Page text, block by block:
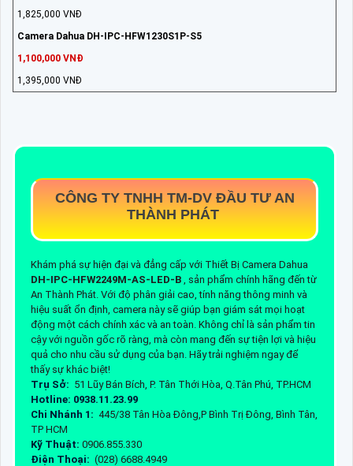
1,825,000 VNĐ
Camera Dahua DH-IPC-HFW1230S1P-S5
1,100,000 VNĐ
1,395,000 VNĐ
CÔNG TY TNHH TM-DV ĐẦU TƯ AN
THÀNH PHÁT
Khám phá sự hiện đại và đẳng cấp với Thiết Bị Camera Dahua
DH-IPC-HFW2249M-AS-LED-B
, sản phẩm chính hãng đến từ
An Thành Phát. Với độ phân giải cao, tính năng thông minh và
hiệu suất ổn định, camera này sẽ giúp bạn giám sát mọi hoạt
động một cách chính xác và an toàn. Không chỉ là sản phẩm tin
cậy với nguồn gốc rõ ràng, mà còn mang đến sự tiện lợi và hiệu
quả cho nhu cầu sử dụng của bạn. Hãy trải nghiệm ngay để
thấy sự khác biệt!
Trụ Sở: 51 Lũy Bán Bích, P. Tân Thới Hòa, Q.Tân Phú, TP.HCM
Hotline: 0938.11.23.99
Chi Nhánh 1: 445/38 Tân Hòa Đông,P Bình Trị Đông, Bình Tân,
TP HCM
Kỹ Thuật: 0906.855.330
Điện Thoại: (028) 6688.4949